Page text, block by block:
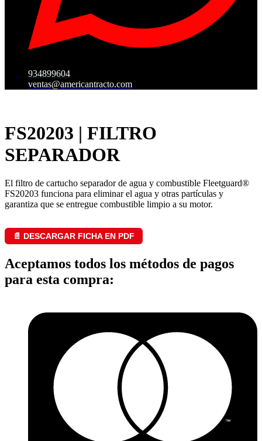
934899604
ventas@americantracto.com
FS20203 | FILTRO
SEPARADOR
El filtro de cartucho separador de agua y combustible Fleetguard®
FS20203 funciona para eliminar el agua y otras partículas y
garantiza que se entregue combustible limpio a su motor.
📄 DESCARGAR FICHA EN PDF
Aceptamos todos los métodos de pagos
para esta compra: